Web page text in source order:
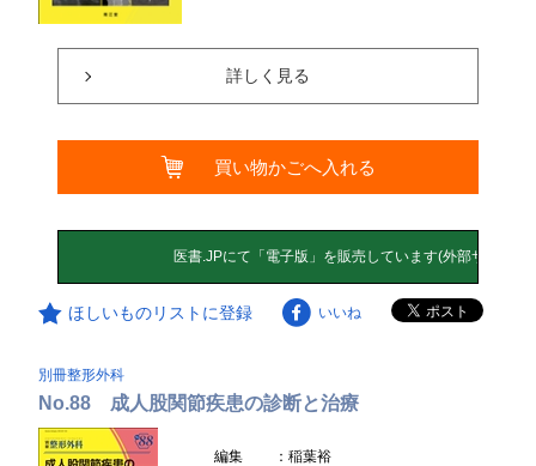
詳しく見る
買い物かごへ入れる
ほしいものリストに登録 いいね
別冊整形外科
No.88 成人股関節疾患の診断と治療
編集
：稲葉裕